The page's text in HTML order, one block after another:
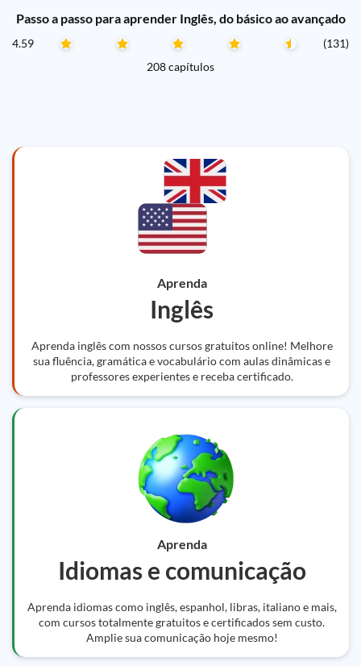
Passo a passo para aprender Inglês, do básico ao avançado
4.59
(131)
208 capítulos
Aprenda
Inglês
Aprenda inglês com nossos cursos gratuitos online! Melhore
sua fluência, gramática e vocabulário com aulas dinâmicas e
professores experientes e receba certificado.
Aprenda
Idiomas e comunicação
Aprenda idiomas como inglês, espanhol, libras, italiano e mais,
com cursos totalmente gratuitos e certificados sem custo.
Amplie sua comunicação hoje mesmo!